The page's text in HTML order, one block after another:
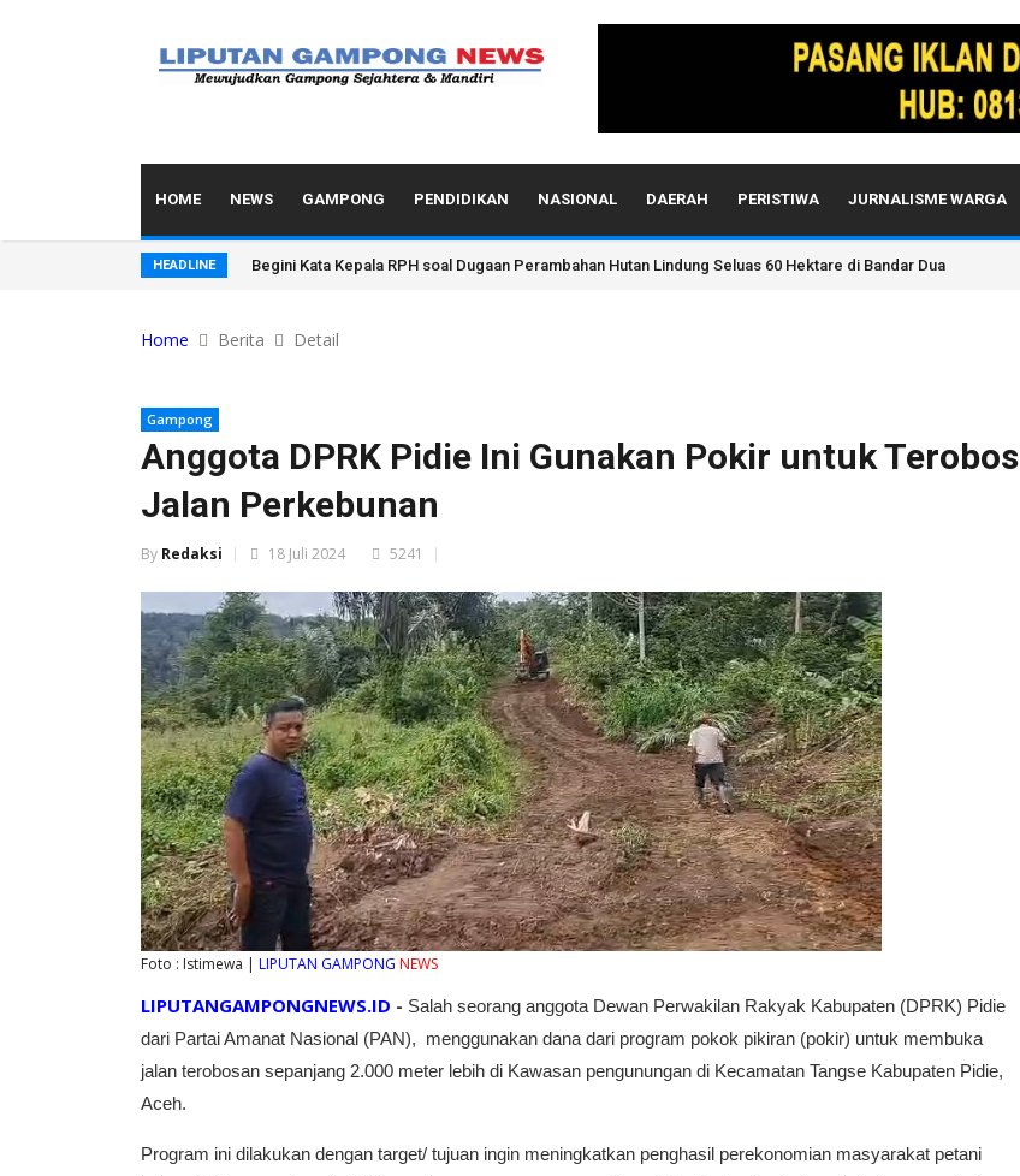
HOME NEWS GAMPONG PENDIDIKAN NASIONAL DAERAH PERISTIWA JURNALISME WARGA
HEADLINE Begini Kata Kepala RPH soal Dugaan Perambahan Hutan Lindung Seluas 60 Hektare di Bandar Dua
Home Berita Detail
Gampong
Anggota DPRK Pidie Ini Gunakan Pokir untuk Terobos
Jalan Perkebunan
By Redaksi 18 Juli 2024 5241
Foto : Istimewa | LIPUTAN GAMPONG NEWS
LIPUTANGAMPONGNEWS.ID - Salah seorang anggota Dewan Perwakilan Rakyak Kabupaten (DPRK) Pidie
dari Partai Amanat Nasional (PAN), menggunakan dana dari program pokok pikiran (pokir) untuk membuka
jalan terobosan sepanjang 2.000 meter lebih di Kawasan pengunungan di Kecamatan Tangse Kabupaten Pidie,
Aceh.
Program ini dilakukan dengan target/ tujuan ingin meningkatkan penghasil perekonomian masyarakat petani